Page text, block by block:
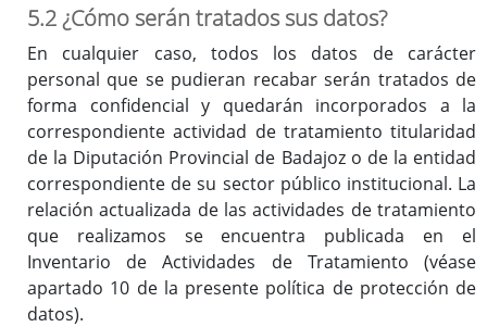
5.2 ¿Cómo serán tratados sus datos?
En cualquier caso, todos los datos de carácter
personal que se pudieran recabar serán tratados de
forma confidencial y quedarán incorporados a la
correspondiente actividad de tratamiento titularidad
de la Diputación Provincial de Badajoz o de la entidad
correspondiente de su sector público institucional. La
relación actualizada de las actividades de tratamiento
que realizamos se encuentra publicada en el
Inventario de Actividades de Tratamiento (véase
apartado 10 de la presente política de protección de
datos).